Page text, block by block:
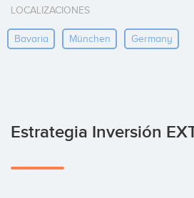
LOCALIZACIONES
Bavaria München Germany
Estrategia Inversión